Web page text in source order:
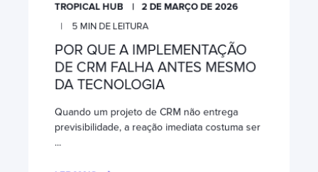
TROPICAL HUB
2 DE MARÇO DE 2026
5 MIN DE LEITURA
POR QUE A IMPLEMENTAÇÃO
DE CRM FALHA ANTES MESMO
DA TECNOLOGIA
Quando um projeto de CRM não entrega
previsibilidade, a reação imediata costuma ser
...